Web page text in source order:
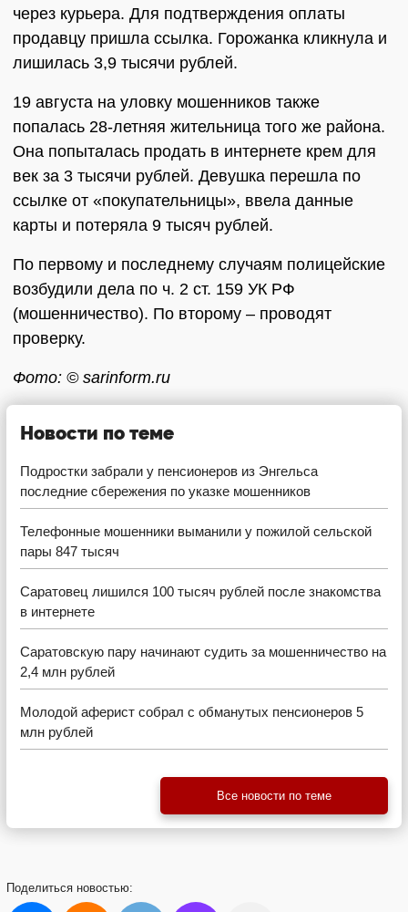
через курьера. Для подтверждения оплаты
продавцу пришла ссылка. Горожанка кликнула и
лишилась 3,9 тысячи рублей.
19 августа на уловку мошенников также
попалась 28-летняя жительница того же района.
Она попыталась продать в интернете крем для
век за 3 тысячи рублей. Девушка перешла по
ссылке от «покупательницы», ввела данные
карты и потеряла 9 тысяч рублей.
По первому и последнему случаям полицейские
возбудили дела по ч. 2 ст. 159 УК РФ
(мошенничество). По второму – проводят
проверку.
Фото: © sarinform.ru
Новости по теме
Подростки забрали у пенсионеров из Энгельса
последние сбережения по указке мошенников
Телефонные мошенники выманили у пожилой сельской
пары 847 тысяч
Саратовец лишился 100 тысяч рублей после знакомства
в интернете
Саратовскую пару начинают судить за мошенничество на
2,4 млн рублей
Молодой аферист собрал с обманутых пенсионеров 5
млн рублей
Все новости по теме
Поделиться новостью: